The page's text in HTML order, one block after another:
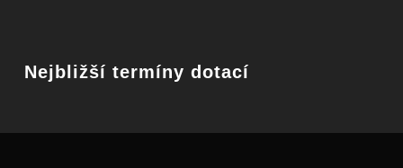
Nejbližší termíny dotací